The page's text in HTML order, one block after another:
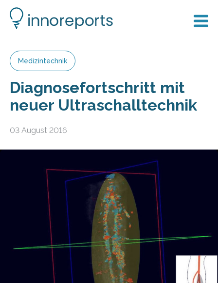
Medizintechnik
Diagnosefortschritt mit
neuer Ultraschalltechnik
03 August 2016